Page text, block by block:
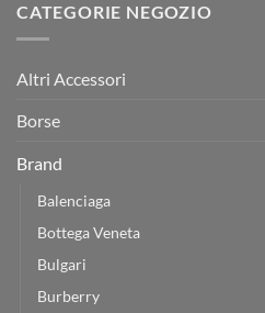
CATEGORIE NEGOZIO
Altri Accessori
Borse
Brand
Balenciaga
Bottega Veneta
Bulgari
Burberry